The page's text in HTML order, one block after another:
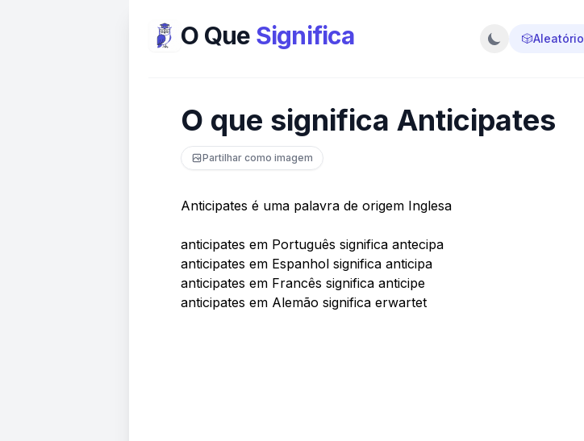
O Que Significa 🎲Aleatório
O que significa Anticipates
Partilhar como imagem
Anticipates é uma palavra de origem Inglesa
anticipates em Português significa antecipa
anticipates em Espanhol significa anticipa
anticipates em Francês significa anticipe
anticipates em Alemão significa erwartet